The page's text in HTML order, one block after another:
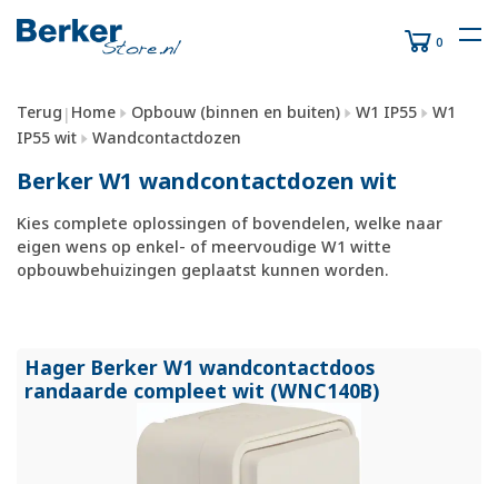
0
Terug | Home Opbouw (binnen en buiten) W1 IP55
W1
IP55 wit
Wandcontactdozen
Berker W1 wandcontactdozen wit
Kies complete oplossingen of bovendelen, welke naar
eigen wens op enkel- of meervoudige W1 witte
opbouwbehuizingen geplaatst kunnen worden.
Hager Berker W1 wandcontactdoos
randaarde compleet wit (WNC140B)